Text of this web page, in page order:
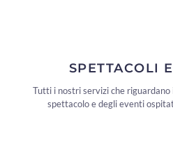
SPETTACOLI
Tutti i nostri servizi che
spettacolo e degli eventi